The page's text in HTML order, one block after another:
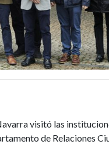
visitó las
de Relaciones